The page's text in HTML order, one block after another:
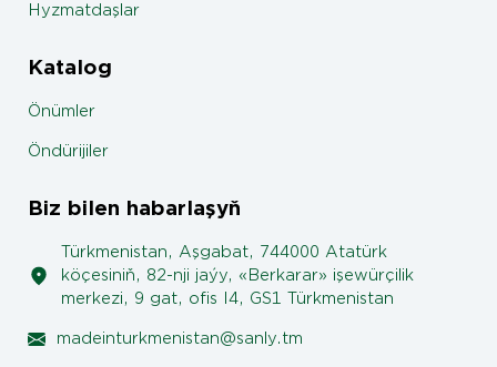
Hyzmatdaşlar
Katalog
Önümler
Öndürijiler
Biz bilen habarlaşyň
Türkmenistan, Aşgabat, 744000 Atatürk
köçesiniň, 82-nji jaýy, «Berkarar» işewürçilik
merkezi, 9 gat, ofis I4, GS1 Türkmenistan
madeinturkmenistan@sanly.tm